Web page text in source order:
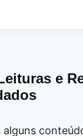
e
alguns